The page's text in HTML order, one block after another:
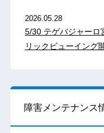
2026.05.28
5/30 テゲバジャー
リックビューイング
障害メンテナンス